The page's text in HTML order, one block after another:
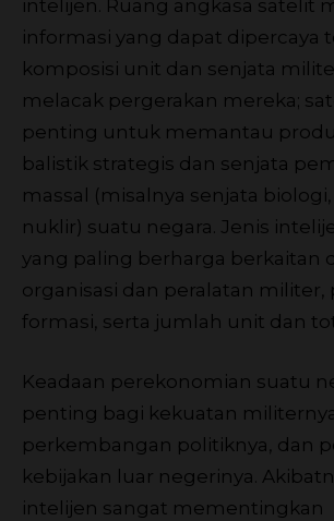
intelijen. Ruang angkasa satelit
informasi yang dapat dipercaya
komposisi unit dan senjata
melacak pergerakan mereka;
penting untuk memantau
balistik strategis dan senjata
massal (misalnya senjata
nuklir) suatu negara. Jenis
yang paling berharga berkaitan
organisasi dan peralatan militer,
formasi, serta jumlah unit dan
Keadaan perekonomian suatu
penting bagi kekuatan
perkembangan politiknya, dan
kebijakan luar negerinya.
intelijen sangat mementingkan